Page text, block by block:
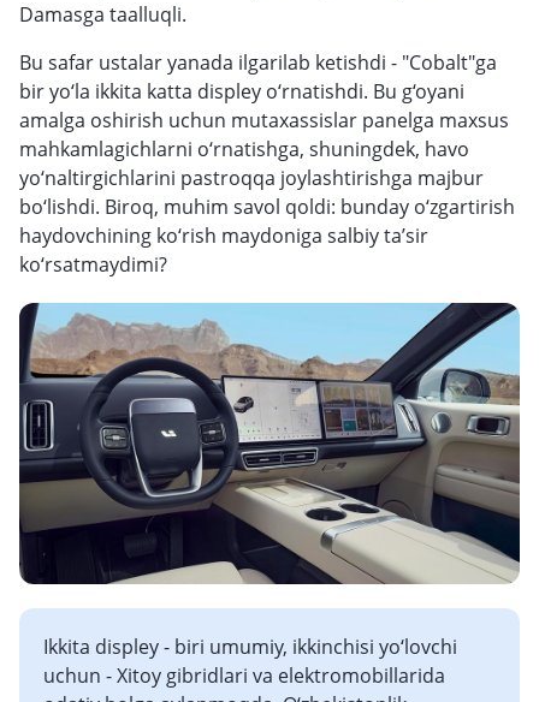
Damasga taalluqli.
Bu safar ustalar yanada ilgarilab ketishdi - "Cobalt"ga
bir yo‘la ikkita katta displey o‘rnatishdi. Bu g‘oyani
amalga oshirish uchun mutaxassislar panelga maxsus
mahkamlagichlarni o‘rnatishga, shuningdek, havo
yo‘naltirgichlarini pastroqqa joylashtirishga majbur
bo‘lishdi. Biroq, muhim savol qoldi: bunday o‘zgartirish
haydovchining ko‘rish maydoniga salbiy ta’sir
ko‘rsatmaydimi?
Ikkita displey - biri umumiy, ikkinchisi yo‘lovchi
uchun - Xitoy gibridlari va elektromobillarida